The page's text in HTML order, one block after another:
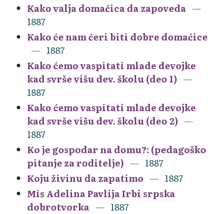
Kako valja domaćica da zapoveda
1887
Kako će nam ćeri biti dobre domaćice
1887
Kako ćemo vaspitati mlade devojke
kad svrše višu dev. školu (deo 1)
1887
Kako ćemo vaspitati mlade devojke
kad svrše višu dev. školu (deo 2)
1887
Ko je gospodar na domu?: (pedagoško
pitanje za roditelje)
1887
Koju živinu da zapatimo
1887
Mis Adelina Pavlija Irbi srpska
dobrotvorka
1887